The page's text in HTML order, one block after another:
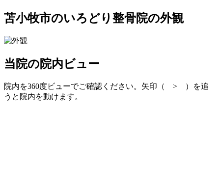
苫小牧市のいろどり整骨院の外観
当院の院内ビュー
院内を360度ビューでご確認ください。矢印（ > ）を追
うと院内を動けます。